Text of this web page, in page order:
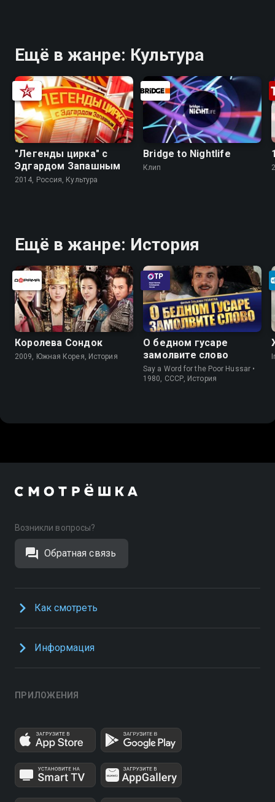
Ещё в жанре: Культура
"Легенды цирка" с
Эдгардом Запашным
2014, Россия, Культура
Bridge to Nightlife
Клип
Ещё в жанре: История
Королева Сондок
2009, Южная Корея, История
О бедном гусаре
замолвите слово
Say a Word for the Poor Hussar •
1980, СССР, История
Возникли вопросы?
Обратная связь
Как смотреть
Информация
ПРИЛОЖЕНИЯ